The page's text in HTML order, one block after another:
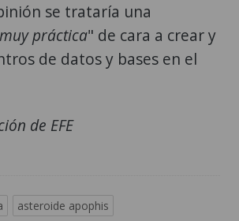
se trataría una
muy práctica" de cara a crear y
de datos y bases en el
de EFE
asteroide apophis